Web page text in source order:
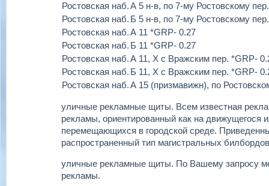
Ростовская наб.А 5 н-в, по 7-му Ростовскому
Ростовская наб. Б 5 н-в, по 7-му Ростовскому
Ростовская наб.А 11 *GRP- 0.27
Ростовская наб. Б 11 *GRP- 0.27
Ростовская наб.А 11, Х с Вражским пер. *GRP-
Ростовская наб. Б 11, Х с Вражским пер. *GRP-
Ростовская наб.А 15 (призмавижн), по
уличные рекламные щиты. Всем известная
рекламы, ориентированный как на движущегося
перемещающихся в городской среде.
распространенный тип магистральных
уличные рекламные щиты. По Вашему запросу
рекламы.